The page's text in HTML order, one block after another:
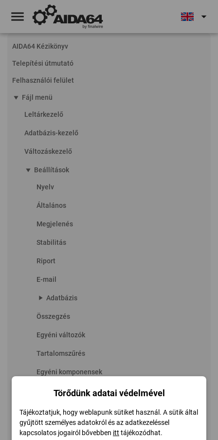
menu arrow_drop_down
AIDA64 Kézikönyv
Telepítési útmutató
Felhasználói felület
play_arrow Fájl menü
Leltárkezelő
Adatbázis-kezelő
Változáskezelő
play_arrow Beállítások
Nyelv
Általános
Megjelenés
Stabilitás
Riport
E-mail
play_arrow Adatbázis
Összegzés
Egyéni változók
Tartalomszűrés
Egyéni komponensek
Eszközprofil
Egyéni programok
Fájlkereső
Törődünk adatai védelmével
Tájékoztatjuk, hogy weblapunk sütiket használ. A sütik által
gyűjtött személyes adatokról és az adatkezeléssel
kapcsolatos jogairól bővebben itt tájékozódhat.